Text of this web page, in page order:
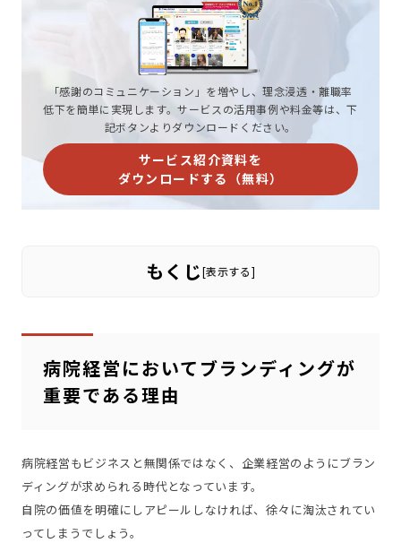
「感謝のコミュニケーション」を増やし、理念浸透・離職率
低下を簡単に実現します。サービスの活用事例や料金等は、下
記ボタンよりダウンロードください。
サービス紹介資料を
ダウンロードする（無料）
もくじ[表示する]
病院経営においてブランディングが
重要である理由
病院経営もビジネスと無関係ではなく、企業経営のようにブラン
ディングが求められる時代となっています。
自院の価値を明確にしアピールしなければ、徐々に淘汰されてい
ってしまうでしょう。